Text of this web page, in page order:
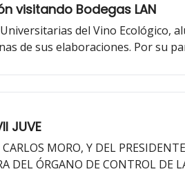
visitando Bodegas LAN
del Vino Ecológico,
de sus elaboraciones. Por su
JUVE
MORO, Y DEL
DEL ÓRGANO DE CONTROL DE